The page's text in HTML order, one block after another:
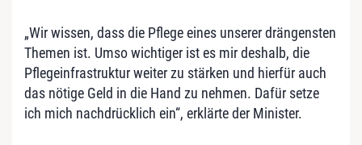
„Wir wissen, dass die Pflege eines unserer drängensten
Themen ist. Umso wichtiger ist es mir deshalb, die
Pflegeinfrastruktur weiter zu stärken und hierfür auch
das nötige Geld in die Hand zu nehmen. Dafür setze
ich mich nachdrücklich ein“, erklärte der Minister.